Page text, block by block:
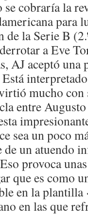
cobraría la
para
de la Serie B
a Eve
AJ aceptó una
mucho con
entre
sea un poco
un atuendo
provoca
que es como
en la
en las que